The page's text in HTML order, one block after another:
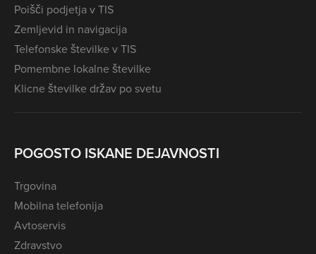
Poišči podjetja v TIS
Zemljevid in navigacija
Telefonske številke v TIS
Pomembne lokalne številke
Klicne številke držav po svetu
POGOSTO ISKANE DEJAVNOSTI
Trgovina
Mobilna telefonija
Avtoservis
Zdravstvo